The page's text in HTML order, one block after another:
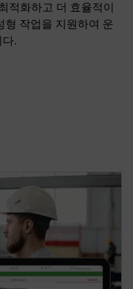
적화하고 더 효율적이
형 작업을 지원하여 운
.